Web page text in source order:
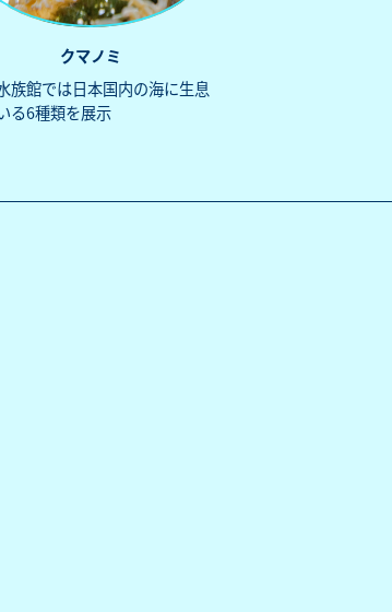
クマノミ
族館では日本国内の海に生息
る6種類を展示